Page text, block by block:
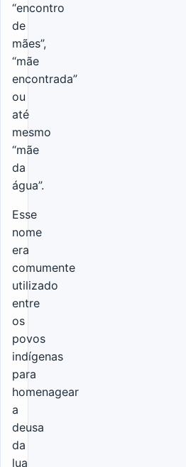
“encontro
de
mães”,
“mãe
encontrada”
ou
até
mesmo
“mãe
da
água”.
Esse
nome
era
comumente
utilizado
entre
os
povos
indígenas
para
homenagear
a
deusa
da
lua